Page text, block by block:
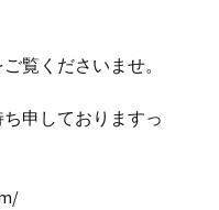
覧くださいませ。
申しておりますっ